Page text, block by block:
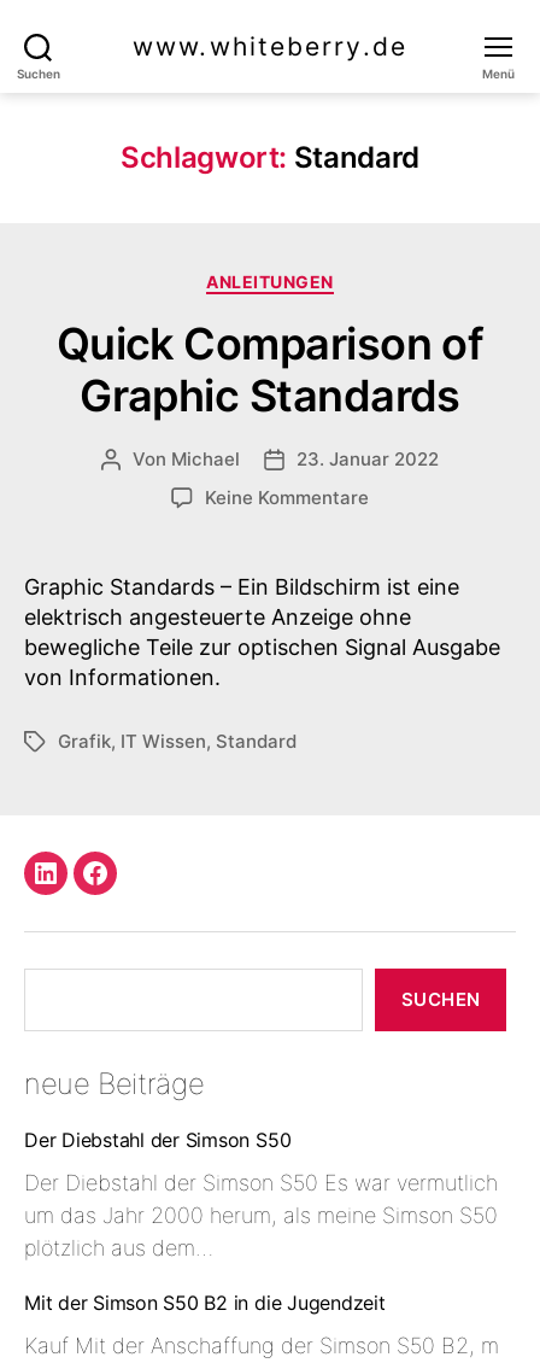
Suchen
www.whiteberry.de
Menü
Schlagwort: Standard
Kategorien
ANLEITUNGEN
Quick Comparison of
Graphic Standards
Beitragsautor
Von Michael Veröffentlichungsdatum
23. Januar 2022
Keine Kommentare
Graphic
Standards
Graphic Standards – Ein Bildschirm ist eine
elektrisch angesteuerte Anzeige ohne
bewegliche Teile zur optischen Signal Ausgabe
von Informationen.
Schlagwörter
Grafik, IT Wissen, Standard
LinkedInFacebook
SUCHEN
neue Beiträge
Der Diebstahl der Simson S50
Der Diebstahl der Simson S50 Es war vermutlich
um das Jahr 2000 herum, als meine Simson S50
plötzlich aus dem…
Mit der Simson S50 B2 in die Jugendzeit
Kauf Mit der Anschaffung der Simson S50 B2, m